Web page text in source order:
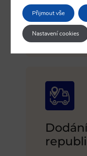
Kupte zlato v
nebo
Kontaktujte
Přijmout vše
Nastavení cookies